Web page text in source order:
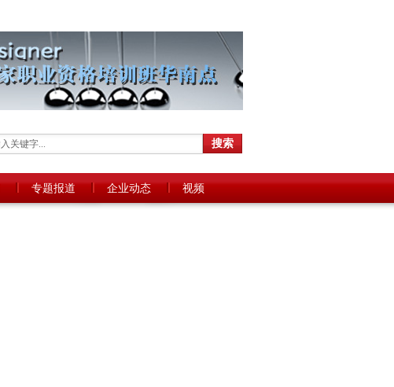
专题报道 企业动态 视频